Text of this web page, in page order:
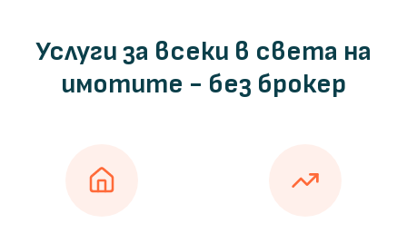
Услуги за всеки в света на
имотите - без брокер